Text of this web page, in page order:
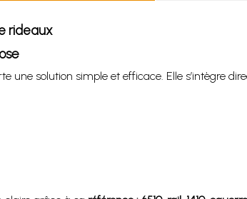
rideaux
une solution simple et efficace. Elle s’intègre